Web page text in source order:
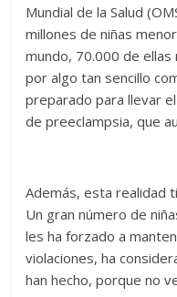
Mundial de la Salud
millones de niñas
mundo, 70.000 de
por algo tan sencillo
preparado para llevar
de preeclampsia, que
Además, esta realidad
Un gran número de
les ha forzado a
violaciones, ha
han hecho, porque no